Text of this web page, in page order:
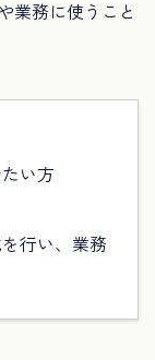
業務に使うこと
い方
行い、業務